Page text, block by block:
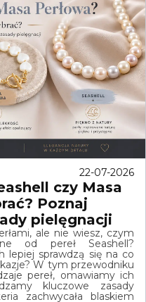
22-07-2026
czy Masa
Poznaj
pielęgnacji
ale nie wiesz, czym
od pereł Seashell?
lepiej sprawdzą się na co
W tym przewodniku
pereł, omawiamy ich
kluczowe zasady
zachwycała blaskiem